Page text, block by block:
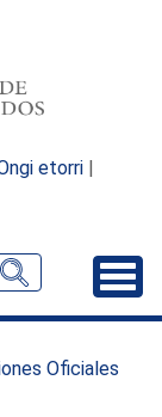
etorri |
Oficiales